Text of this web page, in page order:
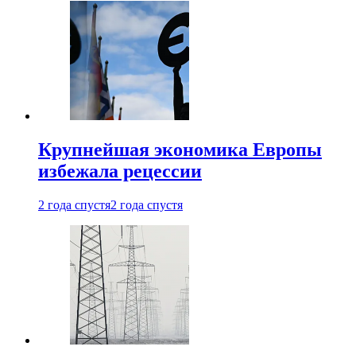
Крупнейшая экономика Европы
избежала рецессии
2 года спустя2 года спустя